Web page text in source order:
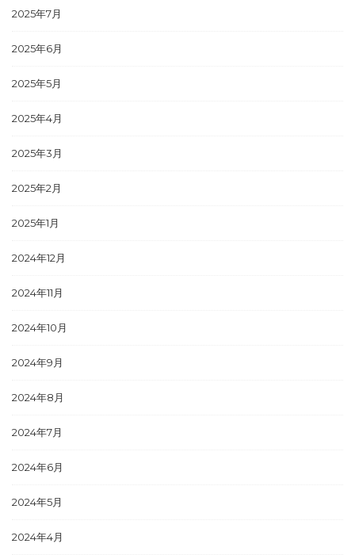
2025年7月
2025年6月
2025年5月
2025年4月
2025年3月
2025年2月
2025年1月
2024年12月
2024年11月
2024年10月
2024年9月
2024年8月
2024年7月
2024年6月
2024年5月
2024年4月